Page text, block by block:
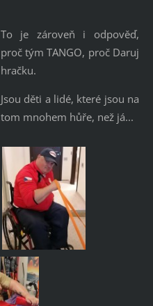
To je zároveň i odpověď,
proč tým TANGO, proč Daruj
hračku.
Jsou děti a lidé, které jsou na
tom mnohem hůře, než já...